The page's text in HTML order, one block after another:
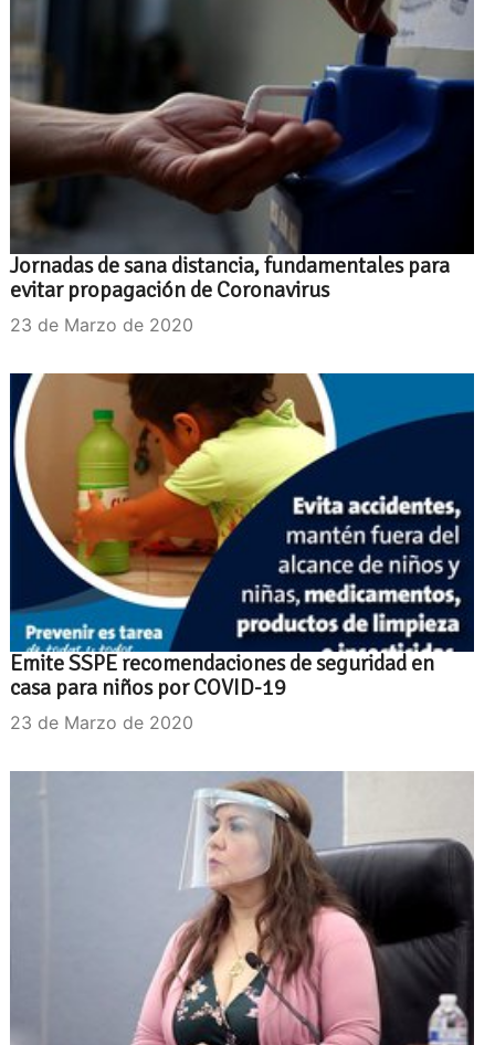
Jornadas de sana distancia, fundamentales para
evitar propagación de Coronavirus
23 de Marzo de 2020
Emite SSPE recomendaciones de seguridad en
casa para niños por COVID-19
23 de Marzo de 2020